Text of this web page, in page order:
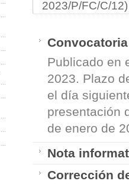
2023/P/FC/C/12)
Convocatoria
Publicado en
2023. Plazo
el día
presentación
de enero de
Nota
Corrección